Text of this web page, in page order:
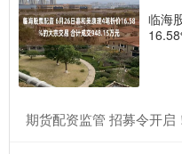
临海
期货配资监管 招募令开